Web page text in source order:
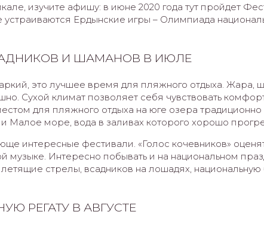
изучите афишу: в июне 2020 года тут пройдет
устраиваются Ердынские игры – Олимпиада
И ШАМАНОВ В ИЮЛЕ
это лучшее время для пляжного отдыха. Жара,
Сухой климат позволяет себя чувствовать
для пляжного отдыха на юге озера традиционно
Малое море, вода в заливах которого хорошо
интересные фестивали. «Голос кочевников» оценят
музыке. Интересно побывать и на национальном
стрелы, всадников на лошадях, национальную
РЕГАТУ В АВГУСТЕ